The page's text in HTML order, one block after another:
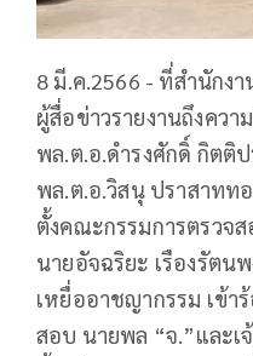
8 มี.ค.2566 - ที่สำนักง
ผู้สื่อข่าวรายงานถึงคว
พล.ต.อ.ดำรงศักดิ์ กิตติ
พล.ต.อ.วิสนุ ปราสาทท
ตั้งคณะกรรมการตรวจ
นายอัจฉริยะ เรืองรัตน
เหยื่ออาชญากรรม เข้า
สอบ นายพล “จ.”และเ